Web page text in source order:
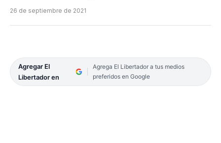
26 de septiembre de 2021
Agregar El
Libertador en
Agrega El Libertador a tus medios
preferidos en Google